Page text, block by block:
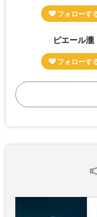
ピエール瀧